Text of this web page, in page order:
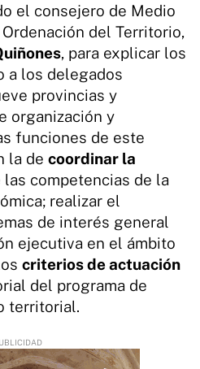
el consejero de Medio
del Territorio,
, para explicar los
a los delegados
provincias y
organización y
funciones de este
la de coordinar la
las competencias de la
realizar el
de interés general
ejecutiva en el ámbito
criterios de actuación
del programa de
territorial.